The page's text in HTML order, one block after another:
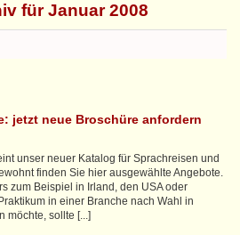
für Januar 2008
jetzt neue Broschüre anfordern
unser neuer Katalog für Sprachreisen und
finden Sie hier ausgewählte Angebote.
zum Beispiel in Irland, den USA oder
in einer Branche nach Wahl in
möchte, sollte [...]